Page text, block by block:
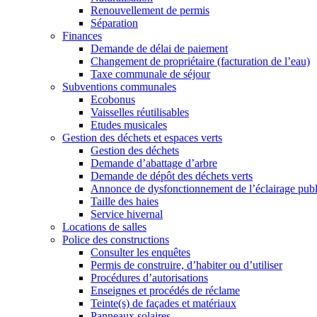
Renouvellement de permis
Séparation
Finances
Demande de délai de paiement
Changement de propriétaire (facturation de l’eau)
Taxe communale de séjour
Subventions communales
Ecobonus
Vaisselles réutilisables
Etudes musicales
Gestion des déchets et espaces verts
Gestion des déchets
Demande d’abattage d’arbre
Demande de dépôt des déchets verts
Annonce de dysfonctionnement de l’éclairage
Taille des haies
Service hivernal
Locations de salles
Police des constructions
Consulter les enquêtes
Permis de construire, d’habiter ou d’utiliser
Procédures d’autorisations
Enseignes et procédés de réclame
Teinte(s) de façades et matériaux